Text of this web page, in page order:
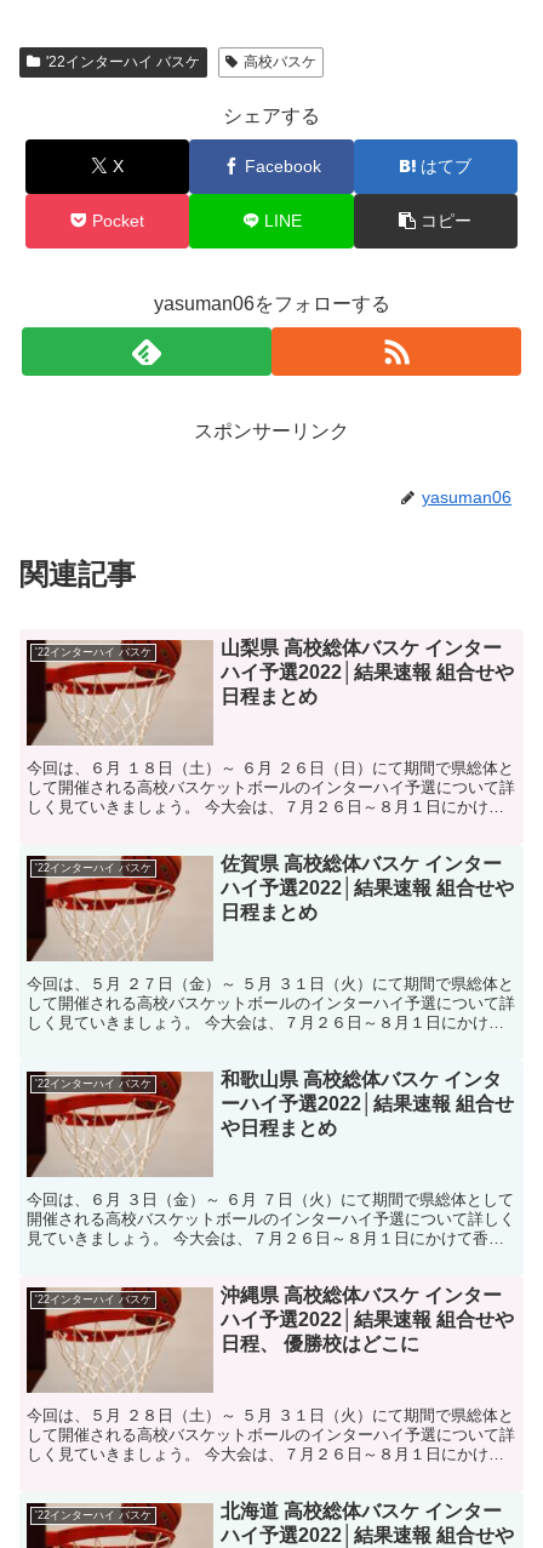
'22インターハイ バスケ 高校バスケ
シェアする
X Facebook はてブ
Pocket LINE コピー
yasuman06をフォローする
スポンサーリンク
yasuman06
関連記事
'22インターハイ バスケ
山梨県 高校総体バスケ インター
ハイ予選2022│結果速報 組合せや
日程まとめ
今回は、６月 １８日（土）～ ６月 ２６日（日）にて期間で県総体と
して開催される高校バスケットボールのインターハイ予選について詳
しく見ていきましょう。 今大会は、７月２６日～８月１日にかけて
'22インターハイ バスケ
佐賀県 高校総体バスケ インター
ハイ予選2022│結果速報 組合せや
日程まとめ
今回は、５月 ２７日（金）～ ５月 ３１日（火）にて期間で県総体と
して開催される高校バスケットボールのインターハイ予選について詳
しく見ていきましょう。 今大会は、７月２６日～８月１日にかけて
'22インターハイ バスケ
和歌山県 高校総体バスケ インタ
ーハイ予選2022│結果速報 組合せ
や日程まとめ
今回は、６月 ３日（金）～ ６月 ７日（火）にて期間で県総体として
開催される高校バスケットボールのインターハイ予選について詳しく
見ていきましょう。 今大会は、７月２６日～８月１日にかけて香川
'22インターハイ バスケ
沖縄県 高校総体バスケ インター
ハイ予選2022│結果速報 組合せや
日程、 優勝校はどこに
今回は、５月 ２８日（土）～ ５月 ３１日（火）にて期間で県総体と
して開催される高校バスケットボールのインターハイ予選について詳
しく見ていきましょう。 今大会は、７月２６日～８月１日にかけて
'22インターハイ バスケ
北海道 高校総体バスケ インター
ハイ予選2022│結果速報 組合せや